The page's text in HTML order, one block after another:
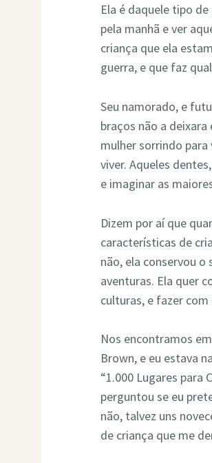
Ela é daquele tipo
pela manhã e ver
criança que ela
guerra, e que faz
Seu namorado, e
braços não a
mulher sorrindo para
viver. Aqueles
e imaginar as
Dizem por aí que
características de
não, ela conservou
aventuras. Ela quer
culturas, e fazer
Nos encontramos
Brown, e eu estava
“1.000 Lugares para
perguntou se eu
não, talvez uns
de criança que me